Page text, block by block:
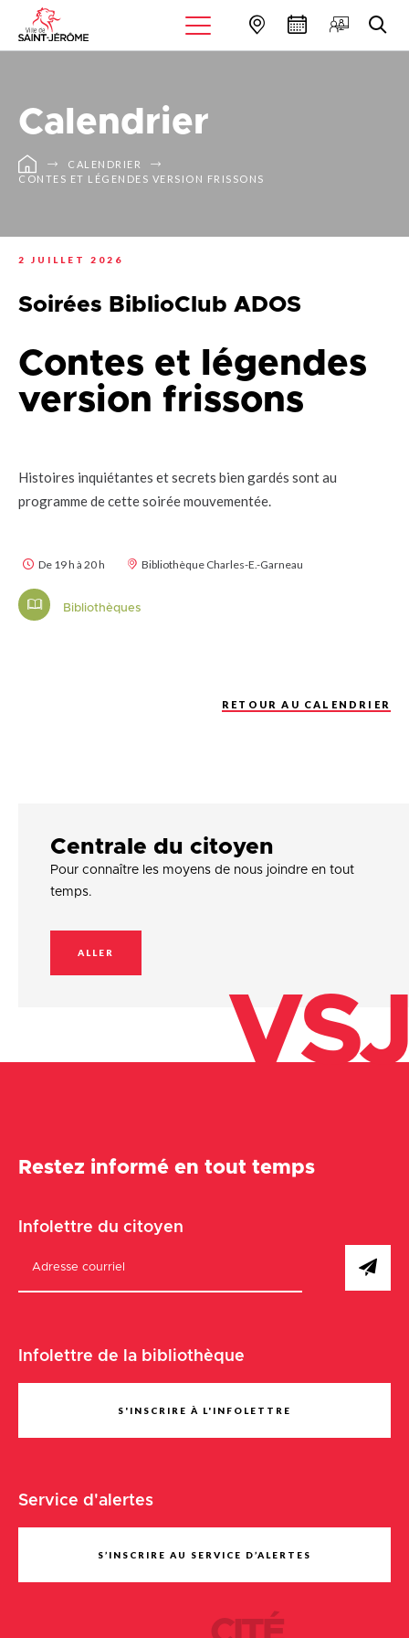
Calendrier
CALENDRIER
CONTES ET LÉGENDES VERSION FRISSONS
2 JUILLET 2026
Soirées BiblioClub ADOS
Contes et légendes
version frissons
Histoires inquiétantes et secrets bien gardés sont au
programme de cette soirée mouvementée.
De 19 h à 20 h Bibliothèque Charles-E.-Garneau
Bibliothèques
RETOUR AU CALENDRIER
Centrale du citoyen
Pour connaître les moyens de nous joindre en tout
temps.
ALLER
VSJ
Restez informé en tout temps
Infolettre du citoyen
Infolettre de la bibliothèque
S'INSCRIRE À L'INFOLETTRE
Service d'alertes
S’INSCRIRE AU SERVICE D’ALERTES